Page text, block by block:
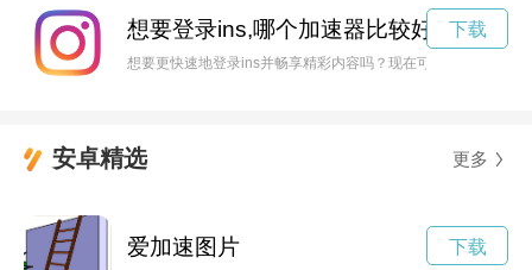
想要登录ins,哪个加速器比较好
想要更快速地登录ins并畅享精彩内容吗？现在可以使用免费加
下载
安卓精选 更多
爱加速图片 下载